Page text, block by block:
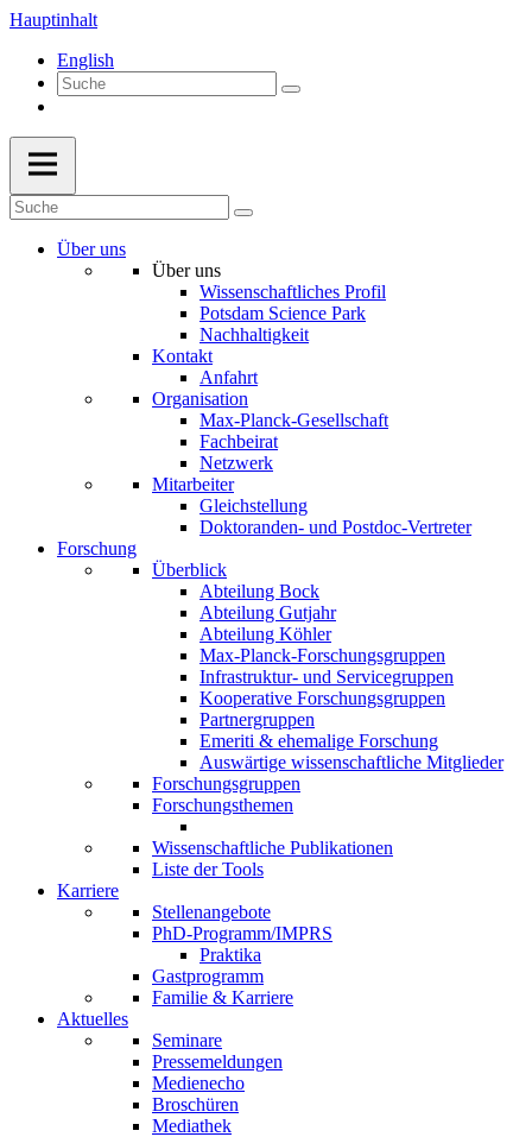
Hauptinhalt
English
Über uns
Über uns
Wissenschaftliches Profil
Potsdam Science Park
Nachhaltigkeit
Kontakt
Anfahrt
Organisation
Max-Planck-Gesellschaft
Fachbeirat
Netzwerk
Mitarbeiter
Gleichstellung
Doktoranden- und Postdoc-Vertreter
Forschung
Überblick
Abteilung Bock
Abteilung Gutjahr
Abteilung Köhler
Max-Planck-Forschungsgruppen
Infrastruktur- und Servicegruppen
Kooperative Forschungsgruppen
Partnergruppen
Emeriti & ehemalige Forschung
Auswärtige wissenschaftliche Mitglieder
Forschungsgruppen
Forschungsthemen
Wissenschaftliche Publikationen
Liste der Tools
Karriere
Stellenangebote
PhD-Programm/IMPRS
Praktika
Gastprogramm
Familie & Karriere
Aktuelles
Seminare
Pressemeldungen
Medienecho
Broschüren
Mediathek